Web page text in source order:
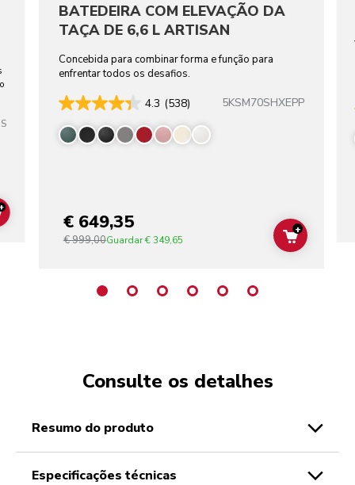
ADD TO CART
BATEDEIRA COM ELEVAÇÃO DA
TAÇA DE 6,6 L ARTISAN
Concebida para combinar forma e função para
enfrentar todos os desafios.
4.3 (538) 5KSM70SHXEPP
€ 649,35
€ 999,00Guardar€ 349,65 ADD TO
+
Consulte os detalhes
resumo do produto
especificações técnicas